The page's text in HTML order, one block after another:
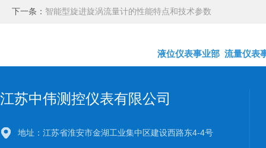
下一条： 智能型旋进旋涡流量计的性能特点和技术参数
液位仪表事业部 流量仪表
江苏中伟测控仪表有限公司
地址：江苏省淮安市金湖工业集中区建设西路东4-4号